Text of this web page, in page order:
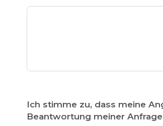
Ich stimme zu, dass meine
Beantwortung meiner